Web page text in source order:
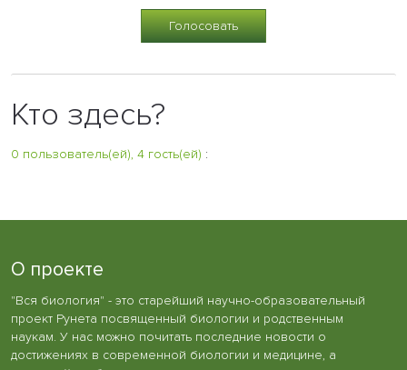
Кто здесь?
0 пользователь(ей), 4 гость(ей) :
О проекте
"Вся биология" - это старейший научно-образовательный
проект Рунета посвященный биологии и родственным
наукам. У нас можно почитать последние новости о
достижениях в современной биологии и медицине, а